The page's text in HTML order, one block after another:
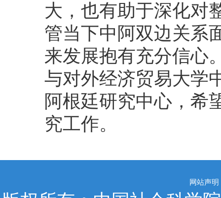
大，也有助于深化对
管当下中阿双边关系
来发展抱有充分信心
与对外经济贸易大学
阿根廷研究中心，希
究工作。
网站声明